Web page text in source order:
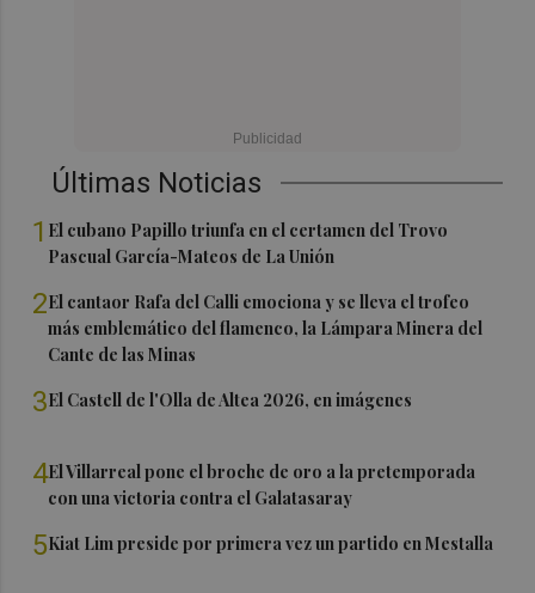
Últimas Noticias
1 El cubano Papillo triunfa en el certamen del Trovo
Pascual García-Mateos de La Unión
2El cantaor Rafa del Calli emociona y se lleva el trofeo
más emblemático del flamenco, la Lámpara Minera del
Cante de las Minas
3El Castell de l'Olla de Altea 2026, en imágenes
4El Villarreal pone el broche de oro a la pretemporada
con una victoria contra el Galatasaray
5Kiat Lim preside por primera vez un partido en Mestalla